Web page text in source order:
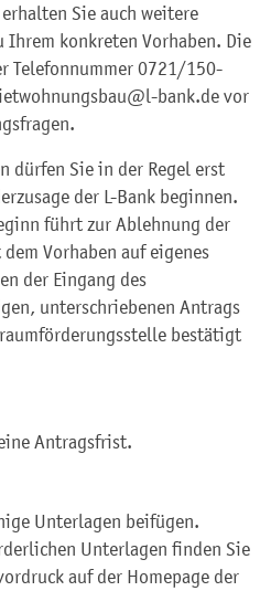
Sie auch weitere
Ihrem konkreten Vorhaben. Die
Telefonnummer 0721/150-
bank.de vor
dürfen Sie in der Regel erst
der L-Bank beginnen.
führt zur Ablehnung der
Vorhaben auf eigenes
der Eingang des
unterschriebenen Antrags
bestätigt
Antragsfrist.
Unterlagen beifügen.
Unterlagen finden Sie
auf der Homepage der